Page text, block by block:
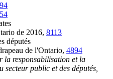
de 2016, 8113
députés
de l'Ontario, 4894
la responsabilisation et la
secteur public et des députés,